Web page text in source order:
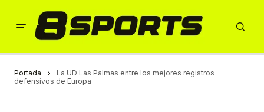
Portada
La UD Las Palmas entre los mejores registros
defensivos de Europa